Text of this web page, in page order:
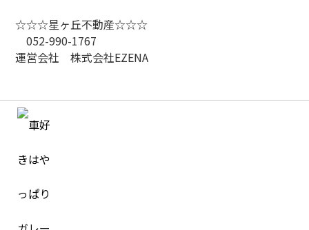
☆☆☆星ヶ丘不動産☆☆☆
052-990-1767
運営会社 株式会社EZENA